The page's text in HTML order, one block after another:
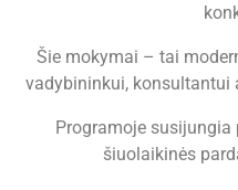
Šie mokymai – tai
vadybininkui, konsultantui
Programoje
šiuolaikinės